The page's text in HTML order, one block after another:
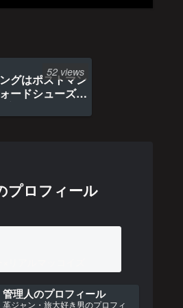
グはポストマン
ードシューズ約
化
52 views
プロフィール
管理人のプロフィール
革ジャン・旅大好き男のプロフィ